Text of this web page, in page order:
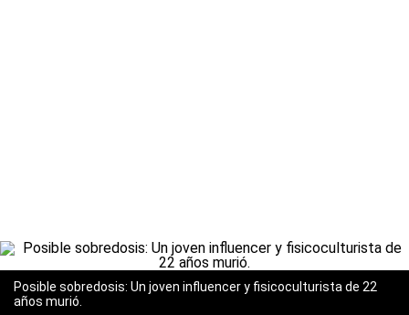
Posible sobredosis: Un joven influencer y fisicoculturista de 22
años murió.